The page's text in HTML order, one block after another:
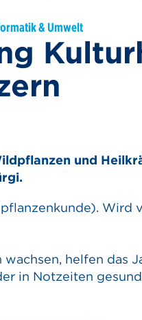
& Umwelt
und
Wird
helfen das
in Notzeiten